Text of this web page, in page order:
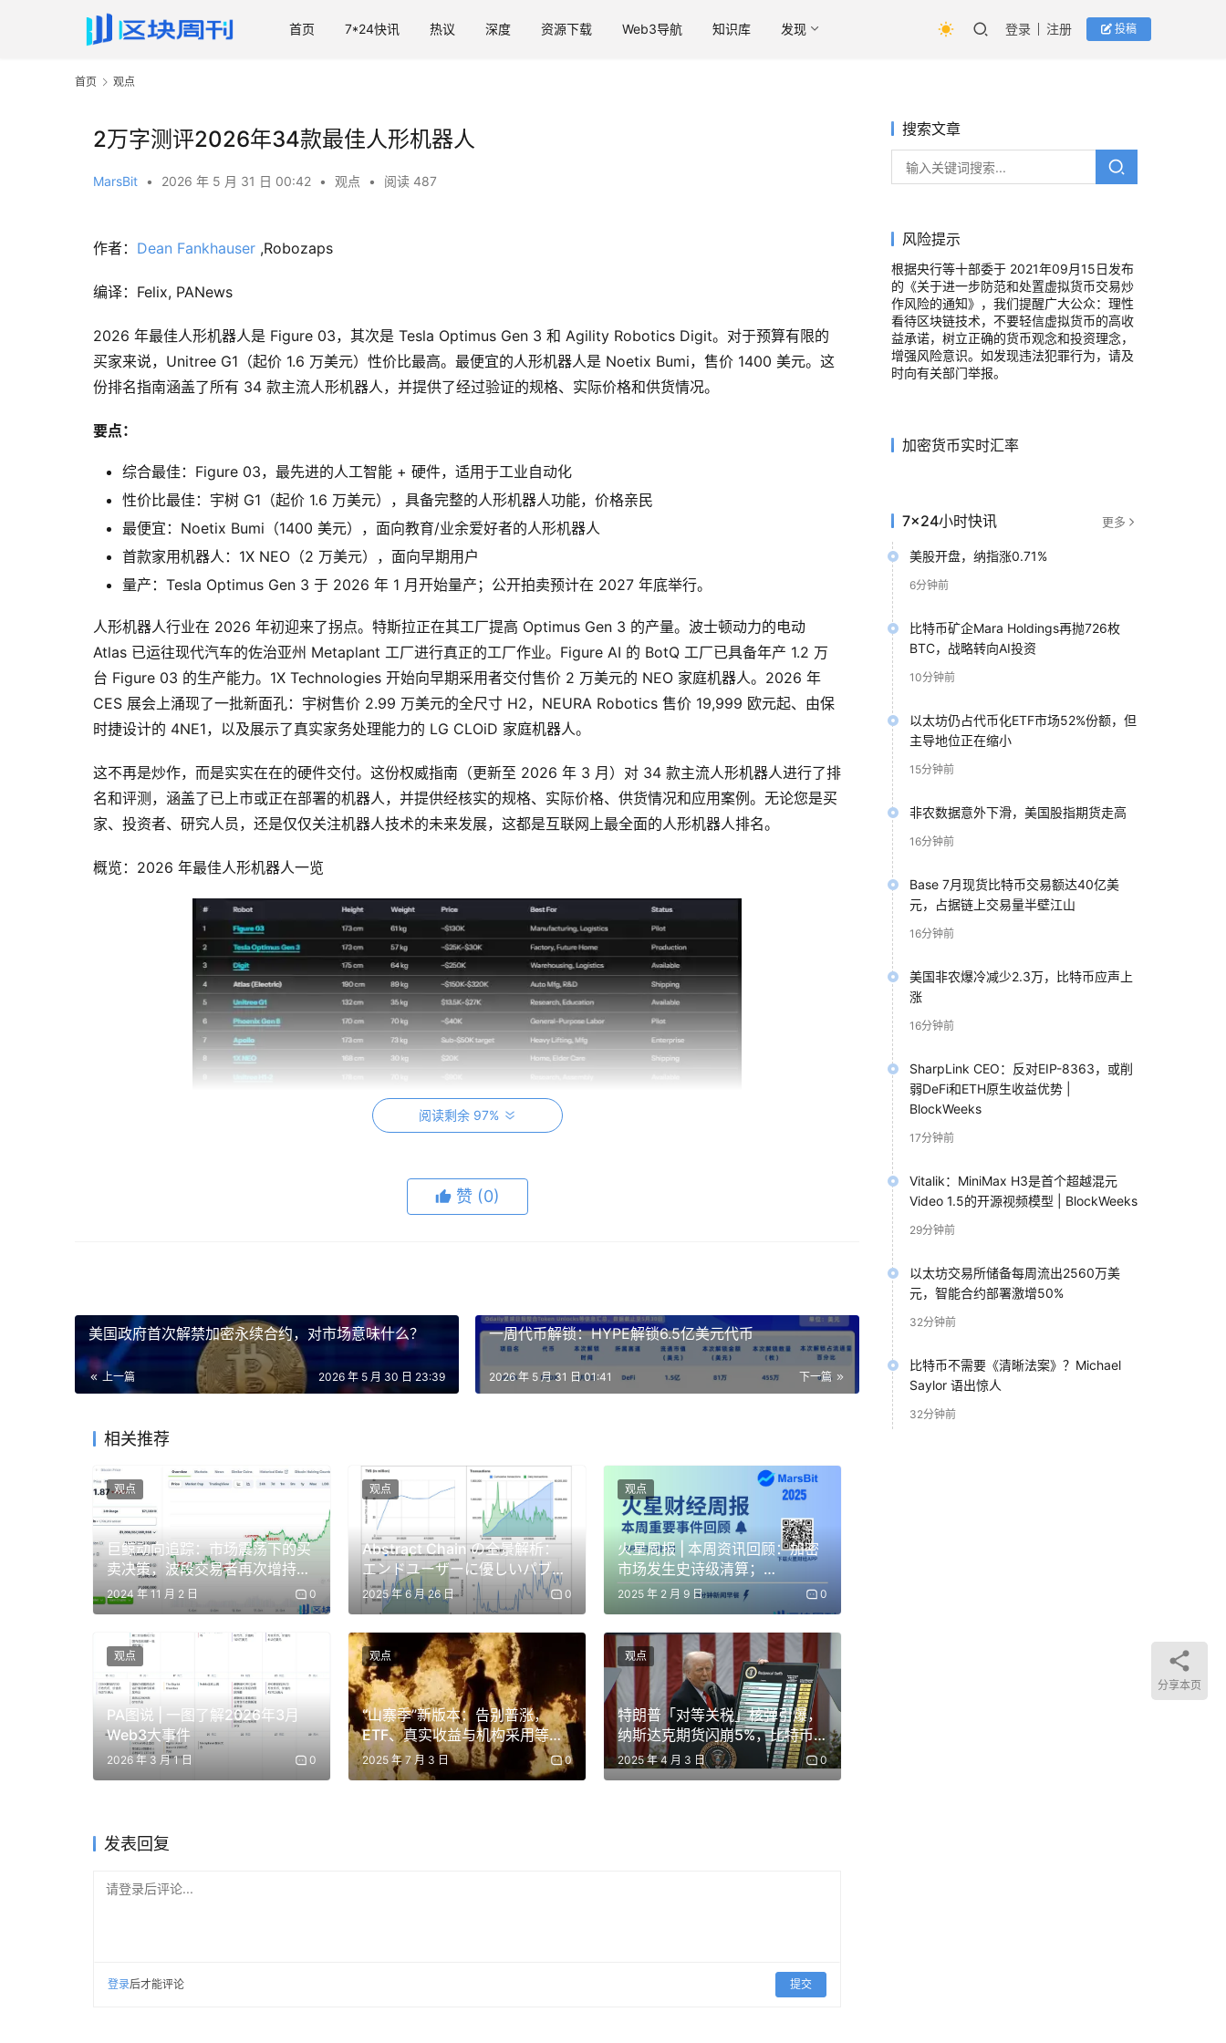
首页 7*24快讯 热议 深度 资源下载 Web3导航 知识库 发现 登录 注册 投稿
首页 观点
2万字测评2026年34款最佳人形机器人
MarsBit • 2026 年 5 月 31 日 00:42 • 观点 • 阅读 487
作者： Dean Fankhauser ,Robozaps
编译：Felix, PANews
2026 年最佳人形机器人是 Figure 03，其次是 Tesla Optimus Gen 3 和 Agility Robotics Digit。对于预算有限的
买家来说，Unitree G1（起价 1.6 万美元）性价比最高。最便宜的人形机器人是 Noetix Bumi，售价 1400 美元。这
份排名指南涵盖了所有 34 款主流人形机器人，并提供了经过验证的规格、实际价格和供货情况。
要点：
综合最佳：Figure 03，最先进的人工智能 + 硬件，适用于工业自动化
性价比最佳：宇树 G1（起价 1.6 万美元），具备完整的人形机器人功能，价格亲民
最便宜：Noetix Bumi（1400 美元），面向教育/业余爱好者的人形机器人
首款家用机器人：1X NEO（2 万美元），面向早期用户
量产：Tesla Optimus Gen 3 于 2026 年 1 月开始量产；公开拍卖预计在 2027 年底举行。
人形机器人行业在 2026 年初迎来了拐点。特斯拉正在其工厂提高 Optimus Gen 3 的产量。波士顿动力的电动
Atlas 已运往现代汽车的佐治亚州 Metaplant 工厂进行真正的工厂作业。Figure AI 的 BotQ 工厂已具备年产 1.2 万
台 Figure 03 的生产能力。1X Technologies 开始向早期采用者交付售价 2 万美元的 NEO 家庭机器人。2026 年
CES 展会上涌现了一批新面孔：宇树售价 2.99 万美元的全尺寸 H2，NEURA Robotics 售价 19,999 欧元起、由保
时捷设计的 4NE1，以及展示了真实家务处理能力的 LG CLOiD 家庭机器人。
这不再是炒作，而是实实在在的硬件交付。这份权威指南（更新至 2026 年 3 月）对 34 款主流人形机器人进行了排
名和评测，涵盖了已上市或正在部署的机器人，并提供经核实的规格、实际价格、供货情况和应用案例。无论您是买
家、投资者、研究人员，还是仅仅关注机器人技术的未来发展，这都是互联网上最全面的人形机器人排名。
概览：2026 年最佳人形机器人一览
根据五个权重相同的标准评估每个人形机器人排名方法（最后更新时间：2026 年 3 月 22 日）：
技术能力 (20%) ：灵巧性、移动性、AI 成熟度、自由度、传感器套件。
商业可用性 (20%) ：现在是否可以购买或租赁？公开销售优于仅限受邀用户参与的试点项目。
性价比 (20%) ：每美元的性能。性能优异的 1.6 万美元机器人得分高于执行相同任务的 50 万美元机器人。
行业影响力 (20%) ：市场影响力、合作伙伴关系、融资、生态系统成熟度。
驱动人形机器人的 AI 平台
供商正成为人形机器人时代的“操作系统”：
英伟达 Isaac + GR00T
GPU 加速的模拟中以 1000 倍的实时速度训练机器人。合作伙伴包括 Figure AI, Apptronik, Sanctuary AI, Agility
阅读剩余 97%
赞 (0)
美国政府首次解禁加密永续合约，对市场意味什么？
上一篇 2026 年 5 月 30 日 23:39
一周代币解锁：HYPE解锁6.5亿美元代币
下一篇
2026 年 5 月 31 日 01:41
相关推荐
巨鲸动向追踪：市场震荡下的买
卖决策，波段交易者再次增持以
太坊
2024 年 11 月 2 日 0
观点
Abstract Chain の全景解析：
エンドユーザーに優しいパブリ
ックチェーンのエコシステムを
どう構築するか？
2025 年 6 月 26 日 0
观点
火星周报 | 本周资讯回顾：加密
市场发生史诗级清算；
Berachain正式上线
2025 年 2 月 9 日 0
观点
PA图说 | 一图了解2026年3月
Web3大事件
2026 年 3 月 1 日 0
观点
“山寨季”新版本：告别普涨，
ETF、真实收益与机构采用等叙
事将引爆“选择性牛市”
2025 年 7 月 3 日 0
观点
特朗普「对等关税」核弹引爆，
纳斯达克期货闪崩5%，比特币
暴跌至82000美金
2025 年 4 月 3 日 0
观点
发表回复
请登录后评论...
登录后才能评论 提交
搜索文章
风险提示
根据央行等十部委于 2021年09月15日发布
的《关于进一步防范和处置虚拟货币交易炒
作风险的通知》，我们提醒广大公众：理性
看待区块链技术，不要轻信虚拟货币的高收
益承诺，树立正确的货币观念和投资理念，
增强风险意识。如发现违法犯罪行为，请及
时向有关部门举报。
加密货币实时汇率
7×24小时快讯 更多
美股开盘，纳指涨0.71%
6分钟前
比特币矿企Mara Holdings再抛726枚
BTC，战略转向AI投资
10分钟前
以太坊仍占代币化ETF市场52%份额，但
主导地位正在缩小
15分钟前
非农数据意外下滑，美国股指期货走高
16分钟前
Base 7月现货比特币交易额达40亿美
元，占据链上交易量半壁江山
16分钟前
美国非农爆冷减少2.3万，比特币应声上
涨
16分钟前
SharpLink CEO：反对EIP-8363，或削
弱DeFi和ETH原生收益优势 |
BlockWeeks
17分钟前
Vitalik：MiniMax H3是首个超越混元
Video 1.5的开源视频模型 | BlockWeeks
29分钟前
以太坊交易所储备每周流出2560万美
元，智能合约部署激增50%
32分钟前
比特币不需要《清晰法案》？Michael
Saylor 语出惊人
32分钟前
分享本页